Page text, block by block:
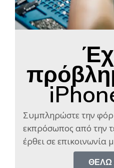
Συμπληρώστε την
εκπρόσωπος από την
έρθει σε επικοινωνία
ΘΈΛΩ